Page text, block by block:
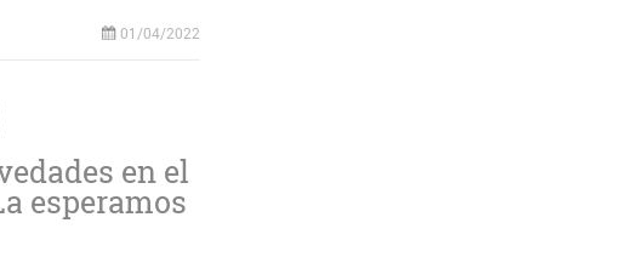
01/04/2022
en el
esperamos